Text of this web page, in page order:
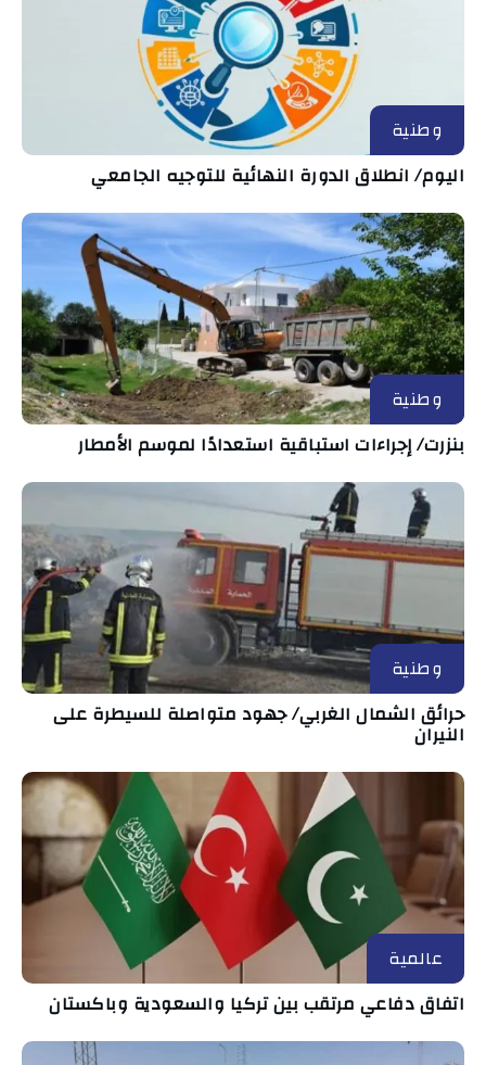
وطنية
اليوم/ انطلاق الدورة النهائية للتوجيه الجامعي
وطنية
بنزرت/ إجراءات استباقية استعدادًا لموسم الأمطار
وطنية
حرائق الشمال الغربي/ جهود متواصلة للسيطرة على
النيران
عالمية
اتفاق دفاعي مرتقب بين تركيا والسعودية وباكستان